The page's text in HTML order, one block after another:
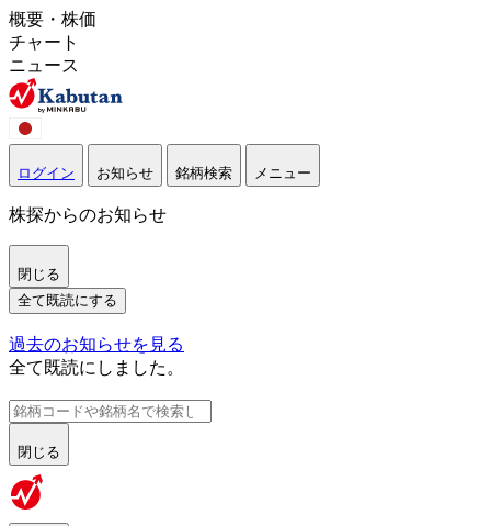
概要・株価
チャート
ニュース
ログイン お知らせ 銘柄検索 メニュー
株探からのお知らせ
閉じる
全て既読にする
過去のお知らせを見る
全て既読にしました。
閉じる